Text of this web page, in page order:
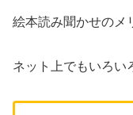
絵本読み聞かせのメ
ネット上でもいろい